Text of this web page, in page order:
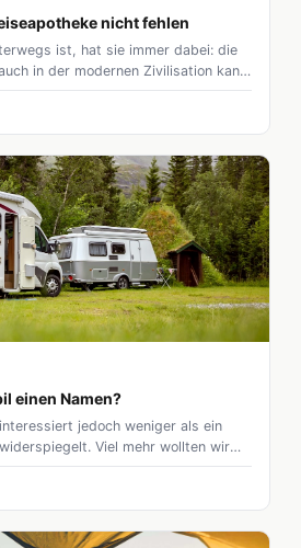
nicht fehlen
ist, hat sie immer dabei: die
in der modernen Zivilisation kann
vorbereitet zu sein. Nicht immer
Nähe. Wir sagen euch, was ihr
einen Namen?
jedoch weniger als ein
Viel mehr wollten wir
eure Camper benennt. Wollt ihr
unter den Top 5 gelandet sind?